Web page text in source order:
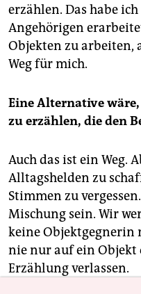
erzählen. Das habe
Angehörigen
Objekten zu arbeiten,
Weg für mich.
Eine Alternative
zu erzählen, die den
Auch das ist ein Weg.
Alltagshelden zu
Stimmen zu
Mischung sein. Wir
keine Objektgegnerin
nie nur auf ein Objekt
Erzählung verlassen.